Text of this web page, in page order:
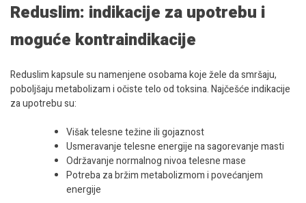
Reduslim: indikacije za upotrebu i
moguće kontraindikacije
Reduslim kapsule su namenjene osobama koje žele da smršaju,
poboljšaju metabolizam i očiste telo od toksina. Najčešće indikacije
za upotrebu su:
Višak telesne težine ili gojaznost
Usmeravanje telesne energije na sagorevanje masti
Održavanje normalnog nivoa telesne mase
Potreba za bržim metabolizmom i povećanjem
energije